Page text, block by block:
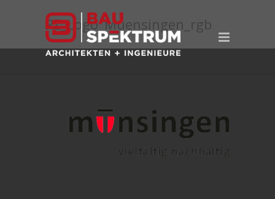
RZ_Logo_Muensingen_rgb